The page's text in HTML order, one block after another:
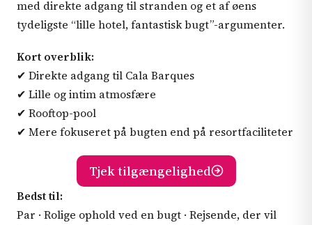
med direkte adgang til stranden og et af øens
tydeligste “lille hotel, fantastisk bugt”-argumenter.
Kort overblik:
✔ Direkte adgang til Cala Barques
✔ Lille og intim atmosfære
✔ Rooftop-pool
✔ Mere fokuseret på bugten end på resortfaciliteter
Tjek tilgængelighed
Bedst til:
Par · Rolige ophold ved en bugt · Rejsende, der vil